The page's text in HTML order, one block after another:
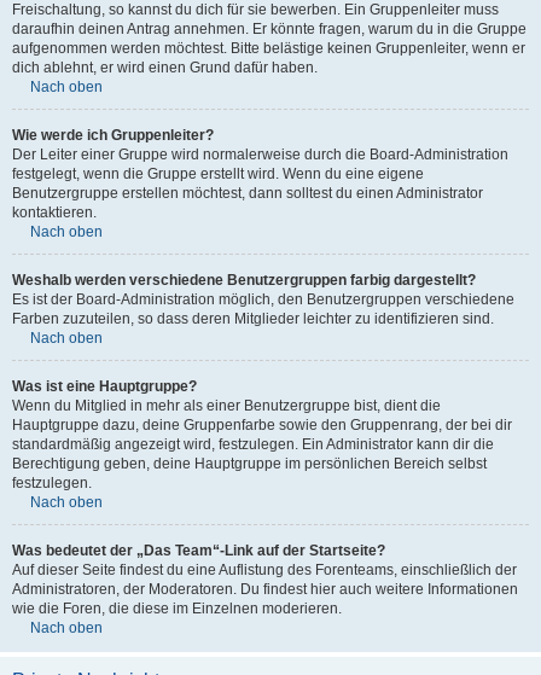
Freischaltung, so kannst du dich für sie bewerben. Ein Gruppenleiter muss
daraufhin deinen Antrag annehmen. Er könnte fragen, warum du in die Gruppe
aufgenommen werden möchtest. Bitte belästige keinen Gruppenleiter, wenn er
dich ablehnt, er wird einen Grund dafür haben.
Nach oben
Wie werde ich Gruppenleiter?
Der Leiter einer Gruppe wird normalerweise durch die Board-Administration
festgelegt, wenn die Gruppe erstellt wird. Wenn du eine eigene
Benutzergruppe erstellen möchtest, dann solltest du einen Administrator
kontaktieren.
Nach oben
Weshalb werden verschiedene Benutzergruppen farbig dargestellt?
Es ist der Board-Administration möglich, den Benutzergruppen verschiedene
Farben zuzuteilen, so dass deren Mitglieder leichter zu identifizieren sind.
Nach oben
Was ist eine Hauptgruppe?
Wenn du Mitglied in mehr als einer Benutzergruppe bist, dient die
Hauptgruppe dazu, deine Gruppenfarbe sowie den Gruppenrang, der bei dir
standardmäßig angezeigt wird, festzulegen. Ein Administrator kann dir die
Berechtigung geben, deine Hauptgruppe im persönlichen Bereich selbst
festzulegen.
Nach oben
Was bedeutet der „Das Team“-Link auf der Startseite?
Auf dieser Seite findest du eine Auflistung des Forenteams, einschließlich der
Administratoren, der Moderatoren. Du findest hier auch weitere Informationen
wie die Foren, die diese im Einzelnen moderieren.
Nach oben